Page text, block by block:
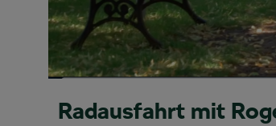
Radausfahrt mit